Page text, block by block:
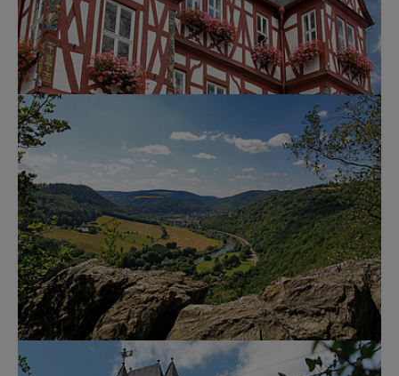
Show larger version for:
Show larger version for: